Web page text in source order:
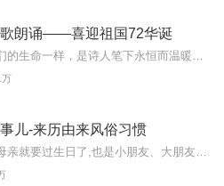
歌朗诵——喜迎祖国72华诞
万
儿-来历由来风俗习惯